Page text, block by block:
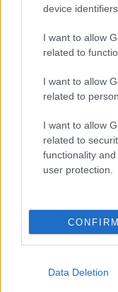
device
I want to allow
related to
I want to allow
related to
I want to allow
related to
functionality
user protection.
CONFIRM
Data Deletion
I nostri